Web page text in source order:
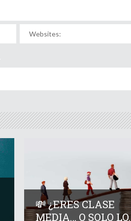
💸 ¿ERES CLASE
MEDIA… O SOLO